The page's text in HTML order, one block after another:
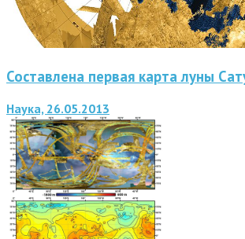
Составлена первая карта луны
Наука, 26.05.2013